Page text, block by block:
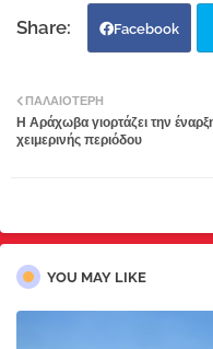
Facebook
ΠΑΛΑΙΌΤΕΡΗ
Η Αράχωβα γιορτάζει την
χειμερινής περιόδου
YOU MAY LIKE